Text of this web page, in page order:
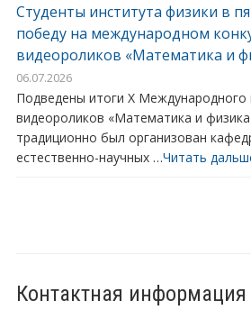
Студенты института физики в
победу на международном
видеороликов «Математика и
06.07.2026
Подведены итоги X
видеороликов «Математика и
традиционно был организован
естественно-научных …Читать
Контактная информация